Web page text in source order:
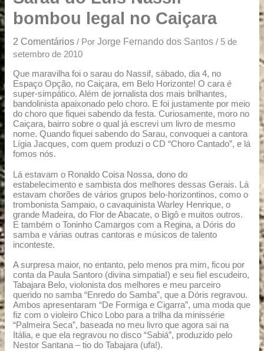
a
r
e
bombou legal no Caiçara
2 Comentários / PorJorge Fernando dos Santos/ 5 de
setembro de 2010
Que maravilha foi o sarau do Nassif, sábado, dia 4, no
Espaço Opção, no Caiçara, em Belo Horizonte! O cara é
super-simpático. Além de jornalista dos mais brilhantes,
bandolinista apaixonado pelo choro. E foi justamente por meio
do choro que fiquei sabendo da festa. Curiosamente, moro no
Caiçara, bairro sobre o qual já escrevi um livro de mesmo
nome. Quando fiquei sabendo do Sarau, convoquei a cantora
Lígia Jacques, com quem produzi o CD “Choro Cantado”, e lá
fomos nós.
Lá estavam o Ronaldo Coisa Nossa, dono do
estabelecimento e sambista dos melhores dessas Gerais. Lá
estavam chorões de vários grupos belo-horizontinos, como o
trombonista Sampaio, o cavaquinista Warley Henrique, o
grande Madeira, do Flor de Abacate, o Bigô e muitos outros.
E também o Toninho Camargos com a Regina, a Dóris do
samba e várias outras cantoras e músicos de talento
inconteste.
A surpresa maior, no entanto, pelo menos pra mim, ficou por
conta da Paula Santoro (divina simpatia!) e seu fiel escudeiro,
Tabajara Belo, violonista dos melhores e meu parceiro
querido no samba “Enredo do Samba”, que a Dóris regravou.
Ambos apresentaram “De Formiga e Cigarra”, uma moda que
fiz com o violeiro Chico Lobo para a trilha da minissérie
“Palmeira Seca”, baseada no meu livro que agora sai na
Itália, e que ela regravou no disco “Sabiá”, produzido pelo
Nestor Santana – tio do Tabajara (ufa!).